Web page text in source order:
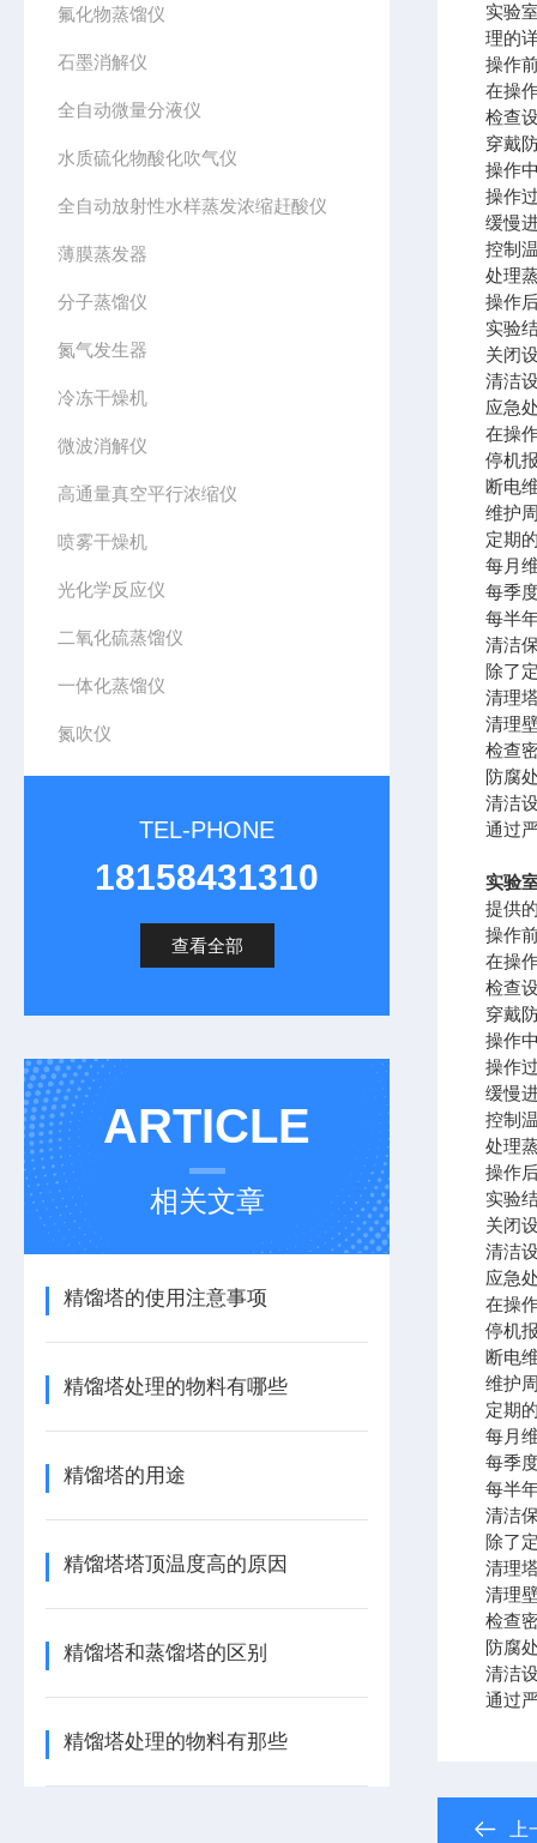
氟化物蒸馏仪
石墨消解仪
全自动微量分液仪
水质硫化物酸化吹气仪
全自动放射性水样蒸发浓缩赶酸仪
薄膜蒸发器
分子蒸馏仪
氮气发生器
冷冻干燥机
微波消解仪
高通量真空平行浓缩仪
喷雾干燥机
光化学反应仪
二氧化硫蒸馏仪
一体化蒸馏仪
氮吹仪
TEL-PHONE
18158431310
查看全部
ARTICLE
相关文章
精馏塔的使用注意事项
精馏塔处理的物料有哪些
精馏塔的用途
精馏塔塔顶温度高的原因
精馏塔和蒸馏塔的区别
精馏塔处理的物料有那些
实验
理的
操作
在操
检查
穿戴
操作
操作
缓慢
控制
处理
操作
实验
关闭
清洁
应急
在操
停机
断电
维护
定期
每月
每季
每半
清洁
除了
清理
清理
检查
防腐
清洁
通过
实验
提供
操作
在操
检查
穿戴
操作
操作
缓慢
控制
处理
操作
实验
关闭
清洁
应急
在操
停机
断电
维护
定期
每月
每季
每半
清洁
除了
清理
清理
检查
防腐
清洁
通过